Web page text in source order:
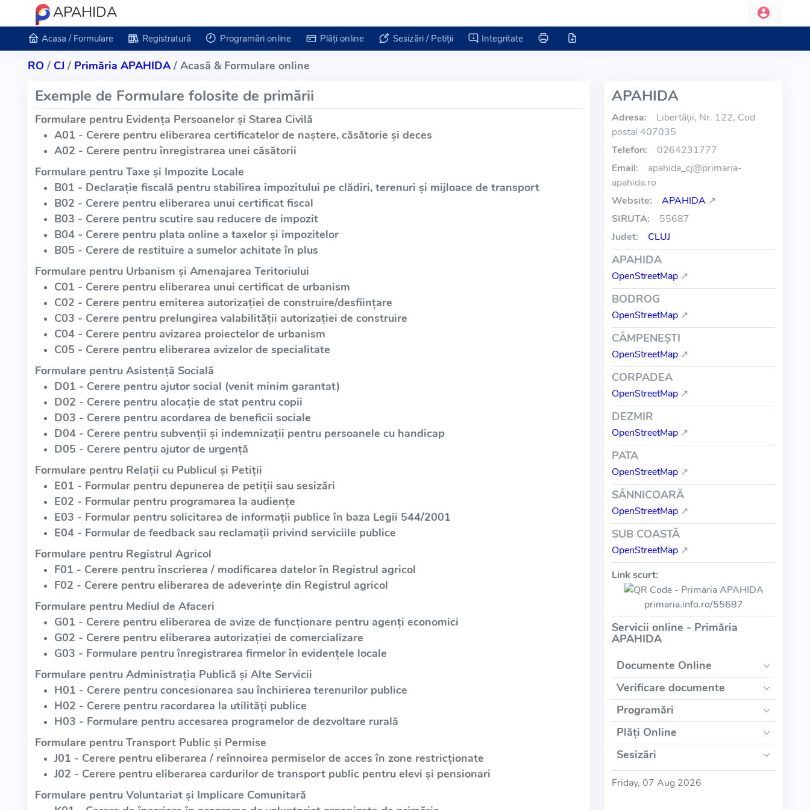
APAHIDA
Acasa / Formulare Registratură Programări online Plăți online Sesizări / Petiții Integritate
RO / CJ / Primăria APAHIDA/ Acasă & Formulare online
Exemple de Formulare folosite de primării
Formulare pentru Evidența Persoanelor și Starea Civilă
A01 - Cerere pentru eliberarea certificatelor de naștere, căsătorie și deces
A02 - Cerere pentru înregistrarea unei căsătorii
Formulare pentru Taxe și Impozite Locale
B01 - Declarație fiscală pentru stabilirea impozitului pe clădiri, terenuri și mijloace de transport
B02 - Cerere pentru eliberarea unui certificat fiscal
B03 - Cerere pentru scutire sau reducere de impozit
B04 - Cerere pentru plata online a taxelor și impozitelor
B05 - Cerere de restituire a sumelor achitate în plus
Formulare pentru Urbanism și Amenajarea Teritoriului
C01 - Cerere pentru eliberarea unui certificat de urbanism
C02 - Cerere pentru emiterea autorizației de construire/desființare
C03 - Cerere pentru prelungirea valabilității autorizației de construire
C04 - Cerere pentru avizarea proiectelor de urbanism
C05 - Cerere pentru eliberarea avizelor de specialitate
Formulare pentru Asistență Socială
D01 - Cerere pentru ajutor social (venit minim garantat)
D02 - Cerere pentru alocație de stat pentru copii
D03 - Cerere pentru acordarea de beneficii sociale
D04 - Cerere pentru subvenții și indemnizații pentru persoanele cu handicap
D05 - Cerere pentru ajutor de urgență
Formulare pentru Relații cu Publicul și Petiții
E01 - Formular pentru depunerea de petiții sau sesizări
E02 - Formular pentru programarea la audiențe
E03 - Formular pentru solicitarea de informații publice în baza Legii 544/2001
E04 - Formular de feedback sau reclamații privind serviciile publice
Formulare pentru Registrul Agricol
F01 - Cerere pentru înscrierea / modificarea datelor în Registrul agricol
F02 - Cerere pentru eliberarea de adeverințe din Registrul agricol
Formulare pentru Mediul de Afaceri
G01 - Cerere pentru eliberarea de avize de funcționare pentru agenți economici
G02 - Cerere pentru eliberarea autorizației de comercializare
G03 - Formulare pentru înregistrarea firmelor în evidențele locale
Formulare pentru Administrația Publică și Alte Servicii
H01 - Cerere pentru concesionarea sau închirierea terenurilor publice
H02 - Cerere pentru racordarea la utilități publice
H03 - Formulare pentru accesarea programelor de dezvoltare rurală
Formulare pentru Transport Public și Permise
J01 - Cerere pentru eliberarea / reînnoirea permiselor de acces în zone restricționate
J02 - Cerere pentru eliberarea cardurilor de transport public pentru elevi și pensionari
Formulare pentru Voluntariat și Implicare Comunitară
APAHIDA
Adresa:
Libertăţii, Nr. 122, Cod
postal 407035
Telefon:
0264231777
Email:
apahida_cj@primaria-
apahida.ro
Website:
APAHIDA ↗
SIRUTA:
55687
Judet:
CLUJ
APAHIDA
OpenStreetMap ↗
BODROG
OpenStreetMap ↗
CÂMPENEŞTI
OpenStreetMap ↗
CORPADEA
OpenStreetMap ↗
DEZMIR
OpenStreetMap ↗
PATA
OpenStreetMap ↗
SÂNNICOARĂ
OpenStreetMap ↗
SUB COASTĂ
OpenStreetMap ↗
Link scurt:
primaria.info.ro/55687
Servicii online - Primăria
APAHIDA
Documente Online
Verificare documente
Programări
Plăți Online
Sesizări
Friday, 07 Aug 2026